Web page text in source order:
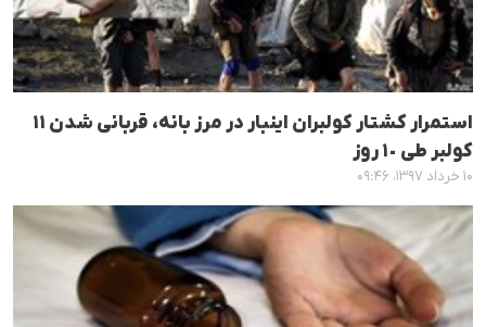
استمرار کشتار کولبران اینبار در مرز بانە، قربانی شدن ١١
کولبر طی ١٠ روز
۱۰ خرداد ۱۳۹۷، ۰۹:۴۶